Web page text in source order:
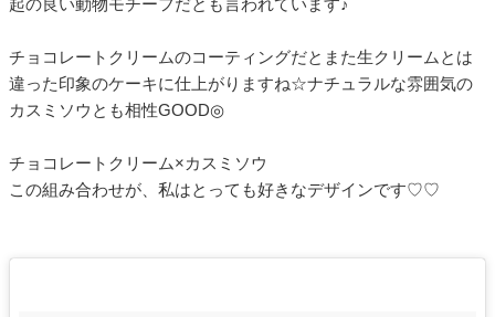
チョコレートクリームのコーティングだとまた生クリームとは
違った印象のケーキに仕上がりますね☆ナチュラルな雰囲気の
カスミソウとも相性GOOD◎
チョコレートクリーム×カスミソウ
この組み合わせが、私はとっても好きなデザインです♡♡